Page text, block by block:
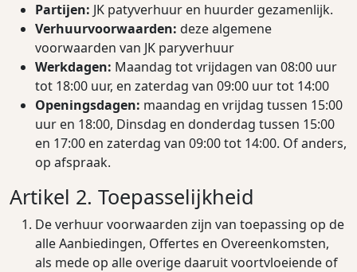
Partijen: JK patyverhuur en huurder gezamenlijk.
Verhuurvoorwaarden: deze algemene
voorwaarden van JK paryverhuur
Werkdagen: Maandag tot vrijdagen van 08:00 uur
tot 18:00 uur, en zaterdag van 09:00 uur tot 14:00
Openingsdagen: maandag en vrijdag tussen 15:00
uur en 18:00, Dinsdag en donderdag tussen 15:00
en 17:00 en zaterdag van 09:00 tot 14:00. Of anders,
op afspraak.
Artikel 2. Toepasselijkheid
De verhuur voorwaarden zijn van toepassing op de
alle Aanbiedingen, Oﬀertes en Overeenkomsten,
als mede op alle overige daaruit voortvloeiende of